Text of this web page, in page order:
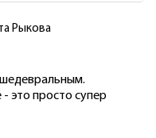
Рыкова
это просто супер